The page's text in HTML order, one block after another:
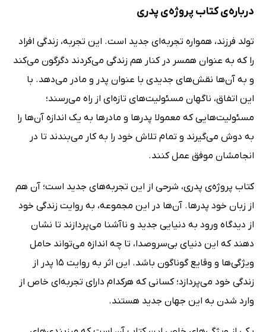
درباره‌ی کتاب پروژه‌ی پدری
تولد فرزند، همواره تجربه‌ای جدید است. این تجربه، زندگی افراد
را که به عنوان همسر در کنار هم زندگی می‌کردند دگرگون می‌کند
و به آن‌ها نقش‌های جدیدی با عنوان پدر و مادر می‌دهد. با
این اتفاق، ناگهان مسئولیت‌های تازه‌ای از راه می‌رسند؛
مسئولیت‌هایی که معمولا پدرها و مادرها به یک اندازه آن‌ها را
به دوش می‌گیرند و تمام تلاش خود را به کار می‌بندند تا در
انجامشان موفق عمل کنند.
کتاب پروژه‌ی پدری، شرحی از این تجربه‌های جدید است؛ آن هم
از زبان خود پدرها. آن‌ها در این مجموعه، به روایت زندگی خود
از دیدگاه ورود به دنیایی جدید و ناآشنا می‌پردازند تا نشان
دهند که این دنیای بی‌سروصدا، تا چه اندازه می‌تواند حامل
ویژگی‌ها و وقایع گوناگون باشد. این اثر به روایت 15 پدر از
زندگی خود می‌پردازد؛ کسانی که هرکدام دارای تجربه‌ای خاص از
وارد شدن به این جهان جدید هستند.